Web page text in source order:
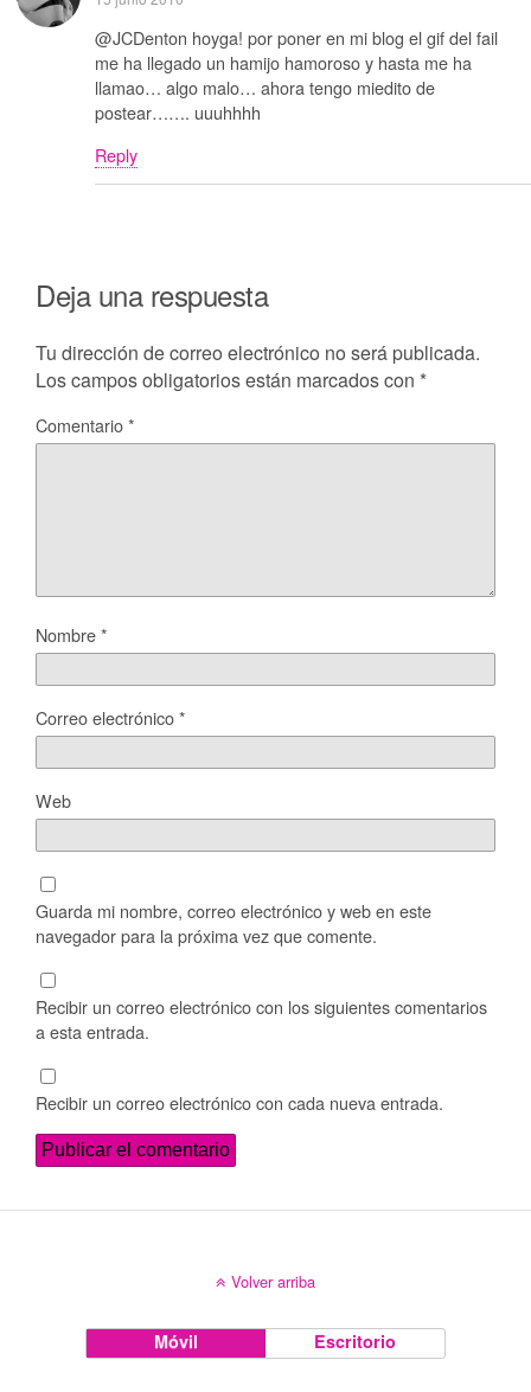
@JCDenton hoyga! por poner en mi blog el gif del fail
me ha llegado un hamijo hamoroso y hasta me ha
llamao… algo malo… ahora tengo miedito de
postear……. uuuhhhh
Reply
Deja una respuesta
Tu dirección de correo electrónico no será publicada.
Los campos obligatorios están marcados con *
Comentario*
Nombre*
Correo electrónico*
Web
Guarda mi nombre, correo electrónico y web en este
navegador para la próxima vez que comente.
Recibir un correo electrónico con los siguientes comentarios
a esta entrada.
Recibir un correo electrónico con cada nueva entrada.
Volver arriba
Móvil Escritorio